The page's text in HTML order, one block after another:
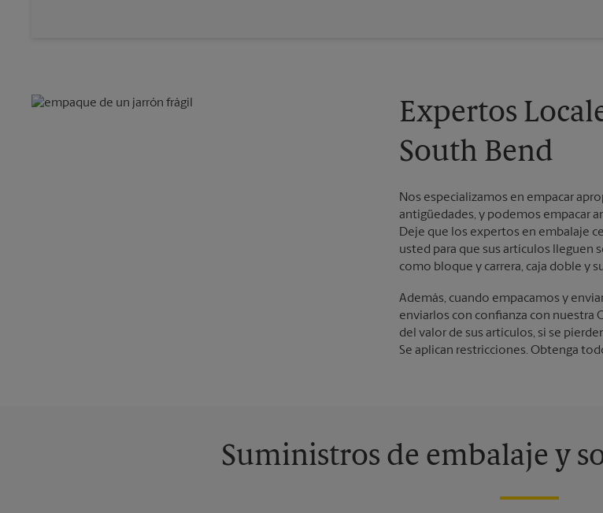
Expertos
South Bend
Nos especializamos en empacar
antigüedades, y podemos empacar
Deje que los expertos en embalaje
usted para que sus artículos lleguen
como bloque y carrera, caja doble y
Además, cuando empacamos y
enviarlos con confianza con nuestra
del valor de sus artículos, si se
Se aplican restricciones. Obtenga
Suministros de embalaje y